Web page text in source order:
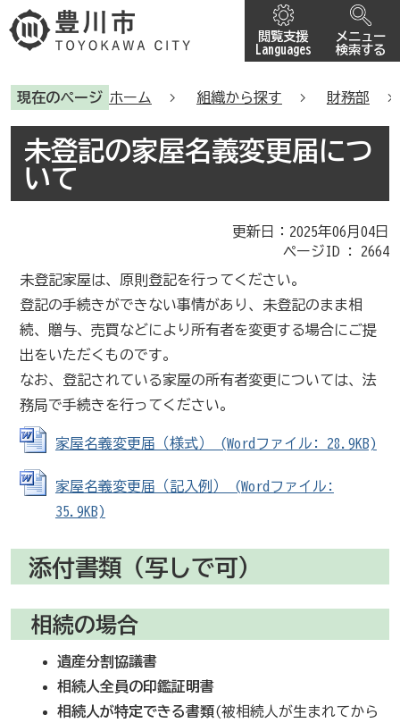
閲覧支援
Languages
メニュー
検索する
現在のページ ホーム 組織から探す 財務部
未登記の家屋名義変更届につ
いて
更新日：2025年06月04日
ページID : 2664
未登記家屋は、原則登記を行ってください。
登記の手続きができない事情があり、未登記のまま相
続、贈与、売買などにより所有者を変更する場合にご提
出をいただくものです。
なお、登記されている家屋の所有者変更については、法
務局で手続きを行ってください。
家屋名義変更届（様式） (Wordファイル: 28.9KB)
家屋名義変更届（記入例） (Wordファイル:
35.9KB)
添付書類（写しで可）
相続の場合
遺産分割協議書
相続人全員の印鑑証明書
相続人が特定できる書類(被相続人が生まれてから